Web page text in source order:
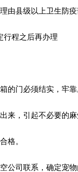
由县级以上卫生防
行程之后再办理
的门必须结实，牢
来，引起不必要的
格。
公司联系，确定宠